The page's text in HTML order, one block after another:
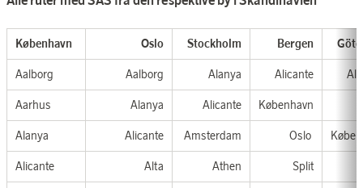
København Oslo Stockholm Bergen
Aalborg Aalborg Alanya Alicante
Aarhus Alanya Alicante København
Alanya Alicante Amsterdam Oslo
Alicante Alta Athen Split